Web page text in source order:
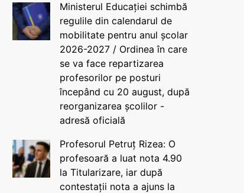
Ministerul Educației schimbă
regulile din calendarul de
mobilitate pentru anul școlar
2026-2027 / Ordinea în care
se va face repartizarea
profesorilor pe posturi
începând cu 20 august, după
reorganizarea școlilor -
adresă oficială
Profesorul Petruț Rizea: O
profesoară a luat nota 4.90
la Titularizare, iar după
contestații nota a ajuns la